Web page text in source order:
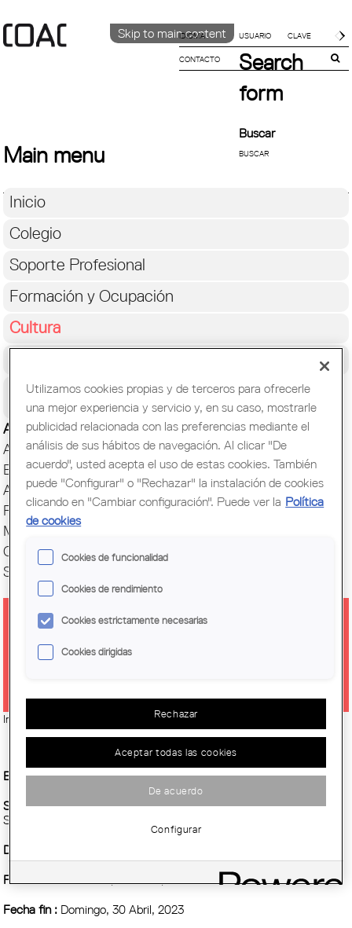
Skip to main content
IDIOMA
CATALÀ
CONTACTO
Search
form
Buscar
Main menu
Inicio
Colegio
Soporte Profesional
Formación y Ocupación
Cultura
Ciudadanía
Actualidad
Actos y Exposiciones
Biblioteca
Archivo histórico
Publicaciones
Muestras de Arquitectura
Oficina del Paisaje
Setmana Arquitectura
EXPOSICIÓN 'DOMESTIC
WORKSPACES' EN OLOT
Imatge:
Entidad Organizadora :COAC
Sitio :Delegación Garrotxa-Ripollès del COAC. Av. Onze de
Setembre, 13. Olot
Demarcación :
Fecha inicio :Jueves, 12 Enero, 2023
Fecha fin : Domingo, 30 Abril, 2023
Utilizamos cookies propias y de terceros para ofrecerle
una mejor experiencia y servicio y, en su caso, mostrarle
publicidad relacionada con las preferencias mediante el
análisis de sus hábitos de navegación. Al clicar "De
acuerdo", usted acepta el uso de estas cookies. También
puede "Configurar" o "Rechazar" la instalación de cookies
clicando en "Cambiar configuración". Puede ver la Política
de cookies
Cookies de funcionalidad
Cookies de rendimiento
Cookies estrictamente necesarias
Cookies dirigidas
Rechazar
Aceptar todas las cookies
De acuerdo
Configurar